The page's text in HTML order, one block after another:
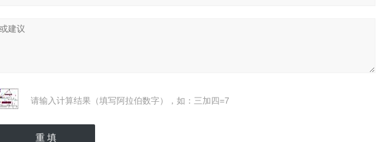
请输入计算结果（填写阿拉伯数字），如：三加四=7